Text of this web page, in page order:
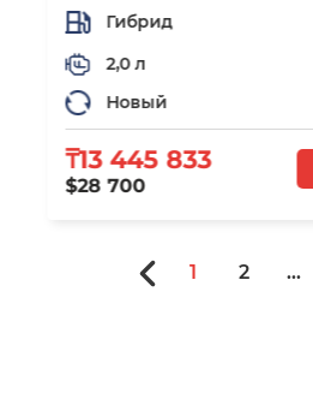
Гибрид
2,0 л
Новый
₸13 445 833
$28 700
1 2 ...